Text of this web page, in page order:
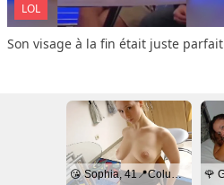
LOL
Son visage à la fin était juste parfait